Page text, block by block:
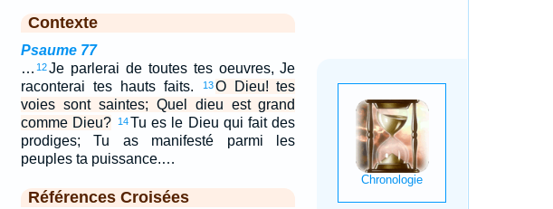
Contexte
Psaume 77
… 12Je parlerai de toutes tes oeuvres, Je
raconterai tes hauts faits.
13O Dieu! tes
voies sont saintes; Quel dieu est grand
comme Dieu?
14 Tu es le Dieu qui fait des
prodiges; Tu as manifesté parmi les
peuples ta puissance.…
Références Croisées